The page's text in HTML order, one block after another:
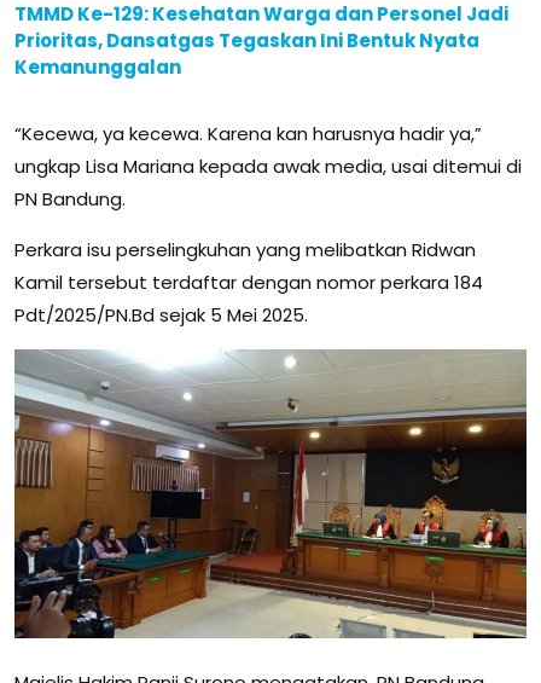
TMMD Ke-129: Kesehatan Warga dan Personel Jadi
Prioritas, Dansatgas Tegaskan Ini Bentuk Nyata
Kemanunggalan
“Kecewa, ya kecewa. Karena kan harusnya hadir ya,”
ungkap Lisa Mariana kepada awak media, usai ditemui di
PN Bandung.
Perkara isu perselingkuhan yang melibatkan Ridwan
Kamil tersebut terdaftar dengan nomor perkara 184
Pdt/2025/PN.Bd sejak 5 Mei 2025.